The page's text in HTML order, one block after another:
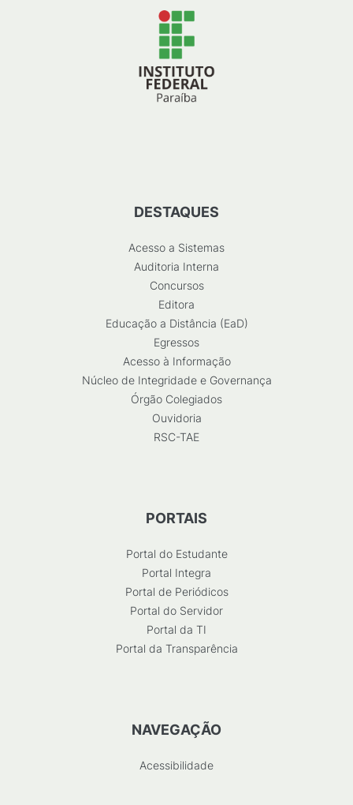
DESTAQUES
Acesso a Sistemas
Auditoria Interna
Concursos
Editora
Educação a Distância (EaD)
Egressos
Acesso à Informação
Núcleo de Integridade e Governança
Órgão Colegiados
Ouvidoria
RSC-TAE
PORTAIS
Portal do Estudante
Portal Integra
Portal de Periódicos
Portal do Servidor
Portal da TI
Portal da Transparência
NAVEGAÇÃO
Acessibilidade